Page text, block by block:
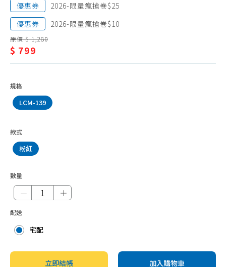
壓力鍋、燉鍋
電火鍋、萬用鍋
美食鍋、其他
電烤盤
烤麵包、早餐機
製麵(包)機、發酵箱
調理攪拌棒
果汁、榨汁機
豆漿、優格機
藥膳壼、養身壺
乾果、真空包裝機
料理秤、其他配件
優惠券
2026-限量瘋搶卷$25
優惠券
2026-限量瘋搶卷$10
原價 $ 1,280
$ 799
規格
LCM-139
款式
粉紅
數量
＋
配送
宅配
立即結帳 加入購物車